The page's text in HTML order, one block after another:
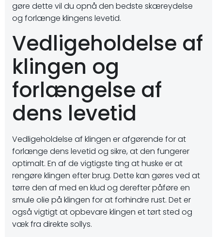
gøre dette vil du opnå den bedste skæreydelse
og forlænge klingens levetid.
Vedligeholdelse af
klingen og
forlængelse af
dens levetid
Vedligeholdelse af klingen er afgørende for at
forlænge dens levetid og sikre, at den fungerer
optimalt. En af de vigtigste ting at huske er at
rengøre klingen efter brug. Dette kan gøres ved at
tørre den af med en klud og derefter påføre en
smule olie på klingen for at forhindre rust. Det er
også vigtigt at opbevare klingen et tørt sted og
væk fra direkte sollys.